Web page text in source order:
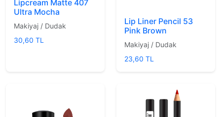
Lipcream Matte 407
Ultra Mocha
Makiyaj / Dudak
30,60 TL
Lip Liner Pencil 53
Pink Brown
Makiyaj / Dudak
23,60 TL